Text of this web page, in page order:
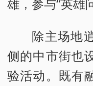
雄，参与“英雄
除主场地
侧的中市街也
验活动。既有